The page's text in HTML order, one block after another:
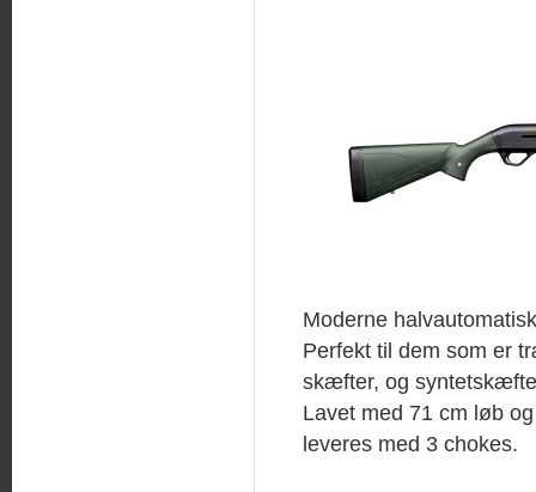
Moderne
Perfekt til dem som er
skæfter, og
Lavet med 71 cm løb
leveres med 3 chokes.